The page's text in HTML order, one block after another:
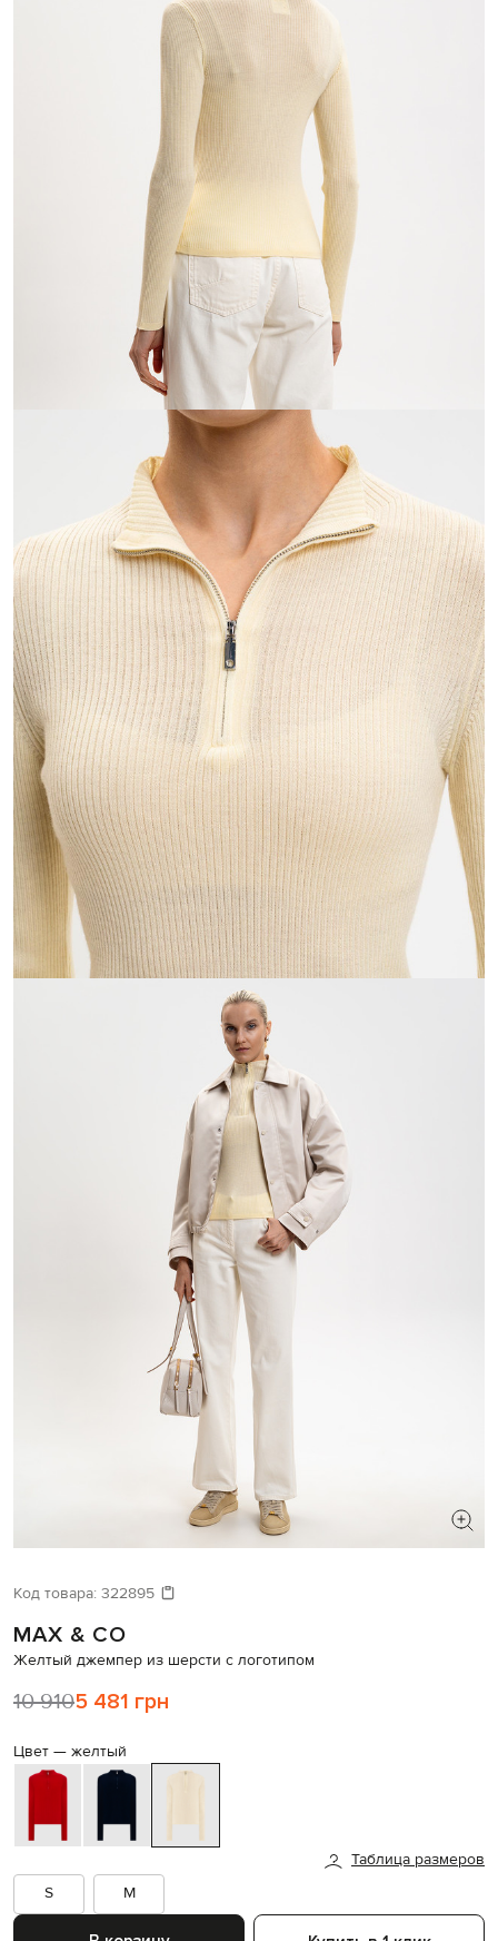
Давайте подберем что-то еще
Похожие товары
Код товара: 322895
MAX & CO
Желтый джемпер из шерсти с логотипом
10 9105 481 грн
Цвет — желтый
Таблица размеров
S
M